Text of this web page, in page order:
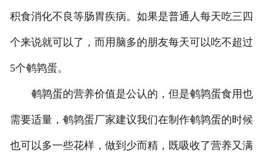
积食消化不良等肠胃疾病。如果是普通人每天吃三四
个来说就可以了，而用脑多的朋友每天可以吃不超过
5个鹌鹑蛋。
鹌鹑蛋的营养价值是公认的，但是鹌鹑蛋食用也
需要适量，鹌鹑蛋厂家建议我们在制作鹌鹑蛋的时候
也可以多一些花样，做到少而精，既吸收了营养又满